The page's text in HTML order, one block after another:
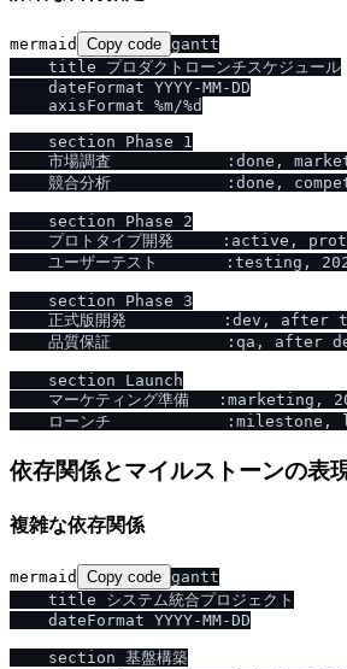
mermaid Copy code gantt
    title プロダクトローンチスケジュール
    dateFormat YYYY-MM-DD
    axisFormat %m/%d
    section Phase 1
市場調査            :done,
競合分析            :done,
    section Phase 2
プロトタイプ開発     :active,
ユーザーテスト       :testing,
    section Phase 3
正式版開発          :dev, after
品質保証            :qa, after
    section Launch
マーケティング準備   :marketing,
依存関係とマイルストーンの表
複雑な依存関係
mermaid Copy code gantt
    title システム統合プロジェクト
    dateFormat YYYY-MM-DD
    section 基盤構築